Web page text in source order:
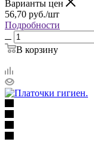
Варианты цен
56,70 руб./шт
Подробности
В корзину